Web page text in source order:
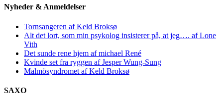
Nyheder & Anmeldelser
Tornsangeren af Keld Broksø
Alt det lort, som min psykolog insisterer på, at jeg…. af Lone
Vith
Det sunde rene hjem af michael René
Kvinde set fra ryggen af Jesper Wung-Sung
Malmösyndromet af Keld Broksø
SAXO